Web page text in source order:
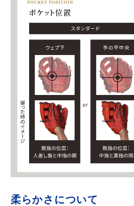
柔らかさについて